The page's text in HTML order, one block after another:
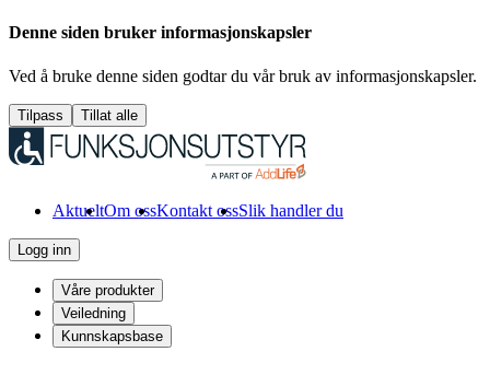
Denne siden bruker informasjonskapsler
Ved å bruke denne siden godtar du vår bruk av informasjonskapsler.
Tilpass Tillat alle
AktueltOm ossKontakt ossSlik handler du
Logg inn
Våre produkter
Veiledning
Kunnskapsbase